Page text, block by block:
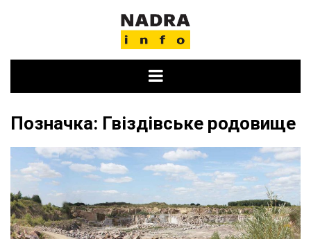
Позначка: Гвіздівське родовище